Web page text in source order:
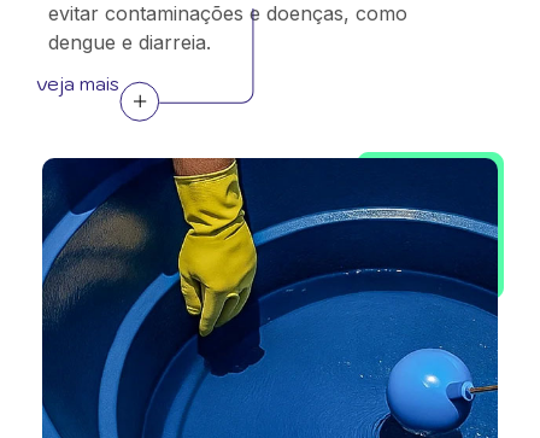
evitar contaminações e doenças, como
dengue e diarreia.
veja mais